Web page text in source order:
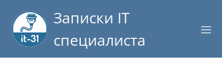
Записки IT
специалиста